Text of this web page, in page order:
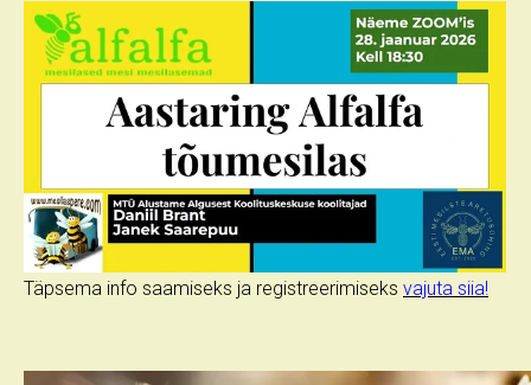
Täpsema info saamiseks ja registreerimiseks vajuta siia!